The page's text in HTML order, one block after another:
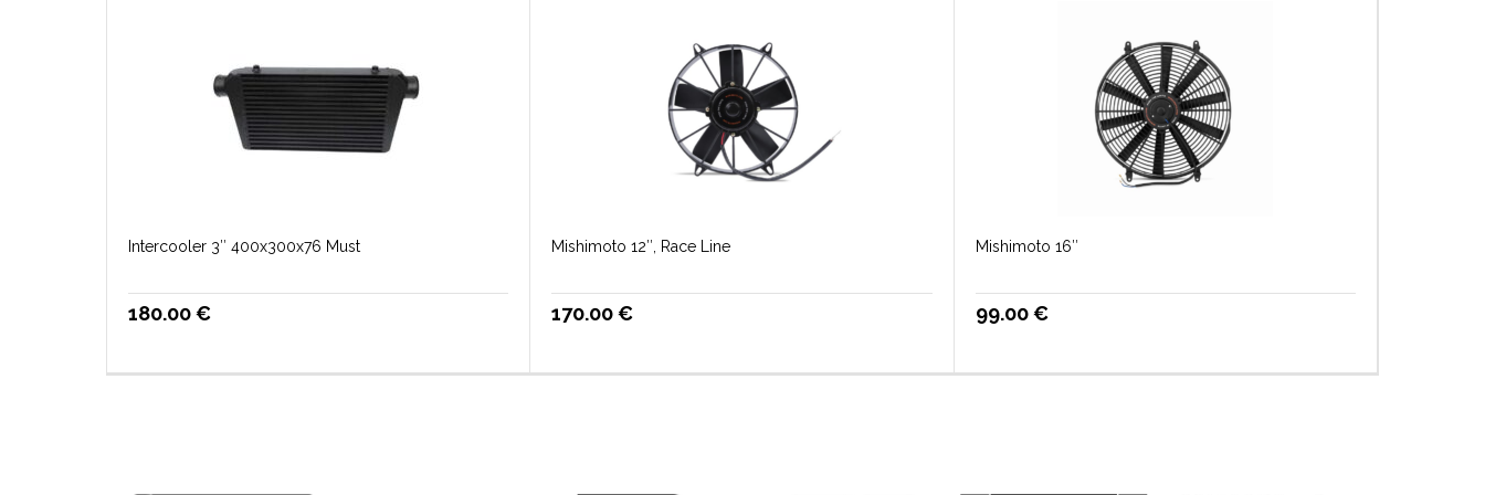
Intercooler 3″ 400x300x76 Must
180.00€
Mishimoto 12″, Race Line
170.00€
Mishimoto 16″
99.00€